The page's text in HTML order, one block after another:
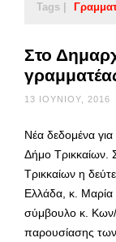
Tags |
Στο
13 ΙΟΥΝΊΟΥ, 2016
Νέα δεδομένα για
Δήμο Τρικκαίων.
Τρικκαίων η
Ελλάδα, κ. Μαρία
σύμβουλο κ. Κων/
παρουσίασης